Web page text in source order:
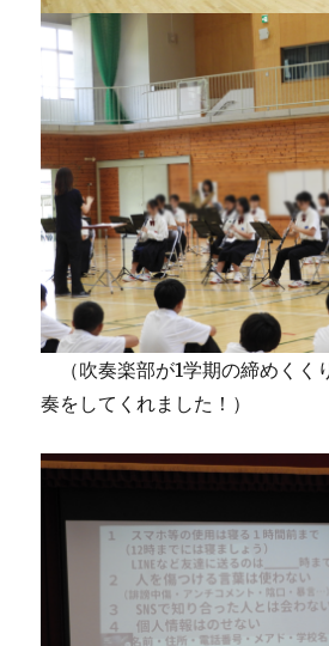
（吹奏楽部が1学期の締めくく
奏をしてくれました！）